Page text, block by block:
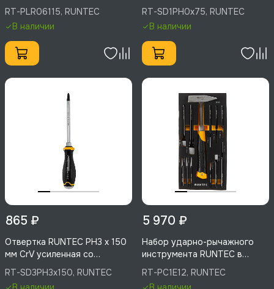
RT-PLR06115, RUNTEC
В наличии
RT-SD1PH0x75, RUNTEC
В наличии
865 ₽
Отвертка RUNTEC PH3 x 150
мм CrV усиленная со
сквозным стержнем, RT-
SD3PH3x150
RT-SD3PH3x150, RUNTEC
5 970 ₽
Набор ударно-рычажного
инструмента RUNTEC в
ложементе EVA, 12
предметов, RT-PC1E12
RT-PC1E12, RUNTEC